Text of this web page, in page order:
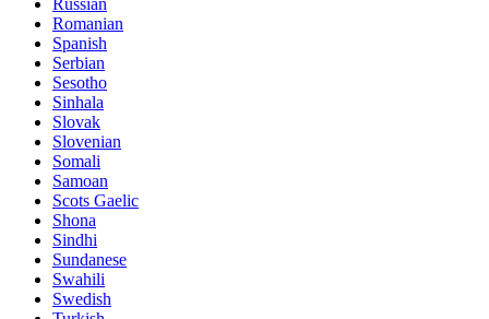
Romanian
Spanish
Serbian
Sesotho
Sinhala
Slovak
Slovenian
Somali
Samoan
Scots Gaelic
Shona
Sindhi
Sundanese
Swahili
Swedish